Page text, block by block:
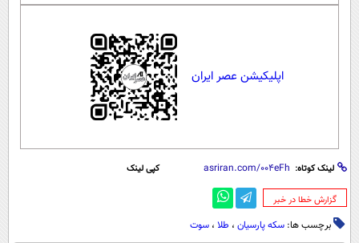
اپلیکیشن عصر ایران
لینک کوتاه: کپی لینک
‌گزارش خطا در خبر
برچسب ها: سکه پارسیان ، طلا ، سوت